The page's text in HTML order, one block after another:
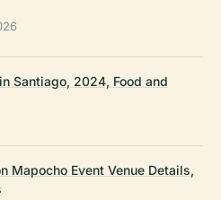
Santiago, 2024, Food and
Mapocho Event Venue Details,